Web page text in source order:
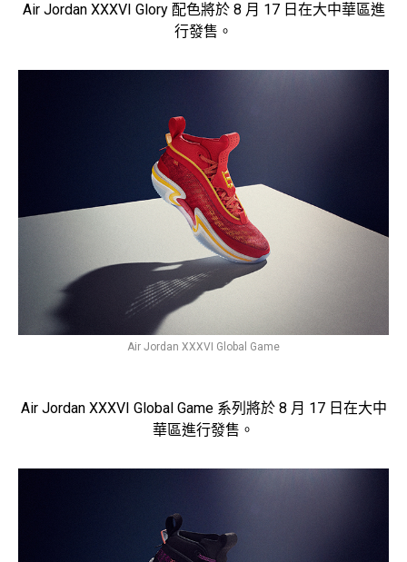
Air Jordan XXXVI Glory 配色將於 8 月 17 日在大中華區進
行發售。
Air Jordan XXXVI Global Game
Air Jordan XXXVI Global Game 系列將於 8 月 17 日在大中
華區進行發售。